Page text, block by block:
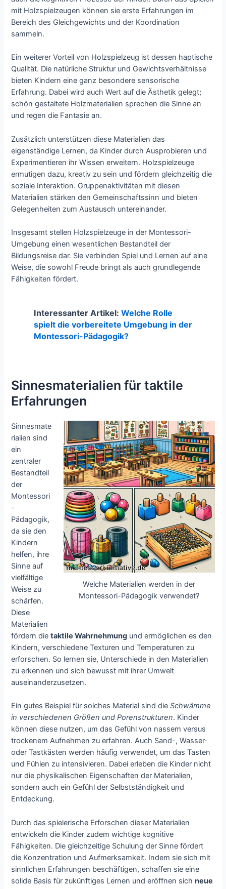
mit Holzspielzeugen können sie erste Erfahrungen im
Bereich des Gleichgewichts und der Koordination
sammeln.
Ein weiterer Vorteil von Holzspielzeug ist dessen haptische
Qualität. Die natürliche Struktur und Gewichtsverhältnisse
bieten Kindern eine ganz besondere sensorische
Erfahrung. Dabei wird auch Wert auf die Ästhetik gelegt;
schön gestaltete Holzmaterialien sprechen die Sinne an
und regen die Fantasie an.
Zusätzlich unterstützen diese Materialien das
eigenständige Lernen, da Kinder durch Ausprobieren und
Experimentieren ihr Wissen erweitern. Holzspielzeuge
ermutigen dazu, kreativ zu sein und fördern gleichzeitig die
soziale Interaktion. Gruppenaktivitäten mit diesen
Materialien stärken den Gemeinschaftssinn und bieten
Gelegenheiten zum Austausch untereinander.
Insgesamt stellen Holzspielzeuge in der Montessori-
Umgebung einen wesentlichen Bestandteil der
Bildungsreise dar. Sie verbinden Spiel und Lernen auf eine
Weise, die sowohl Freude bringt als auch grundlegende
Fähigkeiten fördert.
Interessanter Artikel: Welche Rolle
spielt die vorbereitete Umgebung in der
Montessori-Pädagogik?
Sinnesmaterialien für taktile
Erfahrungen
Welche Materialien werden in der
Montessori-Pädagogik verwendet?
Sinnesmate
rialien sind
ein
zentraler
Bestandteil
der
Montessori
-
Pädagogik,
da sie den
Kindern
helfen, ihre
Sinne auf
vielfältige
Weise zu
schärfen.
Diese
Materialien
fördern dietaktile Wahrnehmung und ermöglichen es den
Kindern, verschiedene Texturen und Temperaturen zu
erforschen. So lernen sie, Unterschiede in den Materialien
zu erkennen und sich bewusst mit ihrer Umwelt
auseinanderzusetzen.
Ein gutes Beispiel für solches Material sind dieSchwämme
in verschiedenen Größen und Porenstrukturen. Kinder
können diese nutzen, um das Gefühl von nassem versus
trockenem Aufnehmen zu erfahren. Auch Sand-, Wasser-
oder Tastkästen werden häufig verwendet, um das Tasten
und Fühlen zu intensivieren. Dabei erleben die Kinder nicht
nur die physikalischen Eigenschaften der Materialien,
sondern auch ein Gefühl der Selbstständigkeit und
Entdeckung.
Durch das spielerische Erforschen dieser Materialien
entwickeln die Kinder zudem wichtige kognitive
Fähigkeiten. Die gleichzeitige Schulung der Sinne fördert
die Konzentration und Aufmerksamkeit. Indem sie sich mit
sinnlichen Erfahrungen beschäftigen, schaffen sie eine
solide Basis für zukünftiges Lernen und eröffnen sichneue